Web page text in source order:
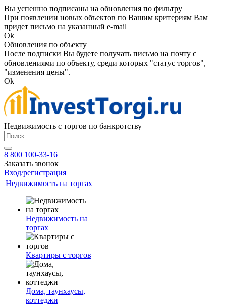
Вы успешно подписаны на обновления по фильтру
При появлении новых объектов по Вашим критериям Вам
придет письмо на указанный e-mail
Ok
Обновления по объекту
После подписки Вы будете получать письмо на почту с
обновлениями по объекту, среди которых "статус торгов",
"изменения цены".
Ok
Недвижимость с торгов по банкротству
8 800 100-33-16
Заказать звонок
Вход/регистрация
Недвижимость на торгах
Недвижимость на
торгах
Квартиры с торгов
Дома, таунхаусы,
коттеджи